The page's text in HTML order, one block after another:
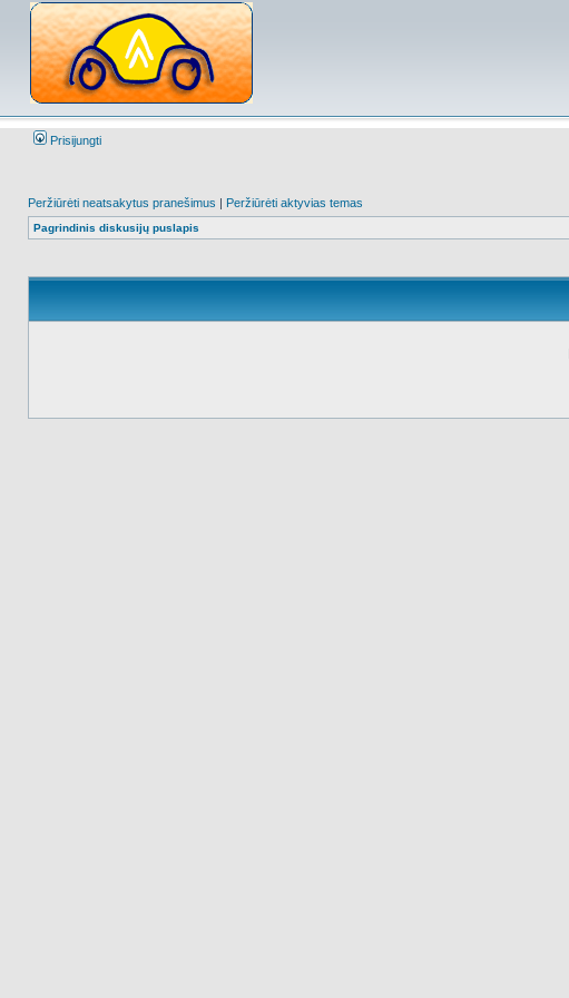
Prisijungti
Peržiūrėti neatsakytus pranešimus | Peržiūrėti aktyvias temas
Pagrindinis diskusijų puslapis